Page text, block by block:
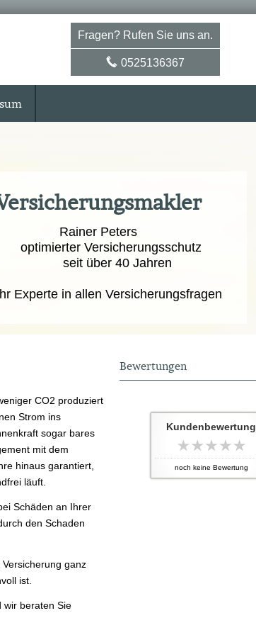
Fragen? Rufen Sie uns an.
0525136367
Rainer Peters
optimierter Versicherungsschutz
seit über 40 Jahren
Experte in allen Versicherungsfragen
Bewertungen
Kundenbewertung
noch keine Bewertung
CO2 produziert
Strom ins
sogar bares
mit dem
hinaus garantiert,
läuft.
Schäden an Ihrer
den Schaden
ganz
ist.
wir beraten Sie